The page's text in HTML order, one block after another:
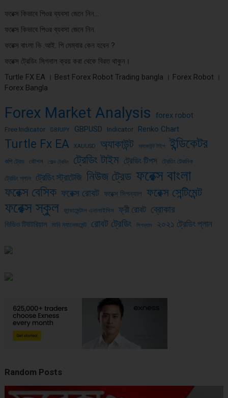
ফরেক্স কিভাবে পিওর ব্যবসা জেনে নিন…
ফরেক্স কিভাবে পিওর ব্যবসা জেনে নিন.
ফরেক্স বাংলা ভি .আই. পি মেম্বার কেন হবেন ?
ফরেক্স ট্রেডিং সিগনাল ক্রয় করা থেকে বিরত থাকুন।
Turtle FX EA । Best Forex Robot Trading bangla । Forex Robot ।
Forex Bangla
Forex Market Analysis forex robot
Free Indicator GBPJPY GBPUSD Indicator Renko Chart
Turtle Fx EA XAUUSD অ্যাকাউন্ট অ্যাকাউন্ট টাইপ ইন্ডিকেটর
কপি ট্রেড কৌশল গোল্ড ট্রেডিং ট্রেডিং টাইম ট্রেডিং টিপস ট্রেডিং টেকনিক
ট্রেডিং প্লান ট্রেডিং স্ট্রাটেজি নিউজ ট্রেড ফরেক্স বাংলা
ফরেক্স বেসিক ফরেক্স রোবট ফরেক্স সিগন্যাল ফরেক্স সেন্টিমেন্ট
ফরেক্স স্কুল ফান্ডামেন্টাল এনালাইসিস ফ্রী রোবট ব্রোকার
ভিডিও টিউটরিয়াল মানি ম্যানেজমেন্ট রোবট ট্রেডিং সিগন্যাল ২০২১ ট্রেডিং প্লান
Random Posts